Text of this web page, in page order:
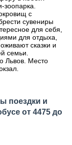
с
сувениры
для себя,
для отдыха,
сказки и
семьи.
Львов. Место
поездки и
от 4475 до